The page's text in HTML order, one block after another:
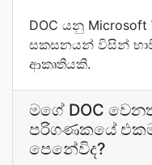
DOC යනු
සකසනයන් විසින්
ආකෘතියකි.
මගේ DOC
පරිගණකයේ
පෙනේවිද?